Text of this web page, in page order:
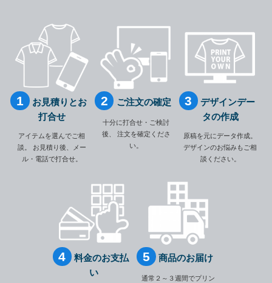
お見積りとお
打合せ
アイテムを選んでご相
談。
お見積り後、メー
ル・電話で打合せ。
ご注文の確定
十分に打合せ・ご検討
後、
注文を確定くださ
い。
デザインデー
タの作成
原稿を元にデータ作成。
デザインのお悩みもご相
談ください。
料金のお支払
い
商品のお届け
通常２～３週間でプリン